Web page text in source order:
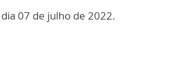
07 de julho de 2022.